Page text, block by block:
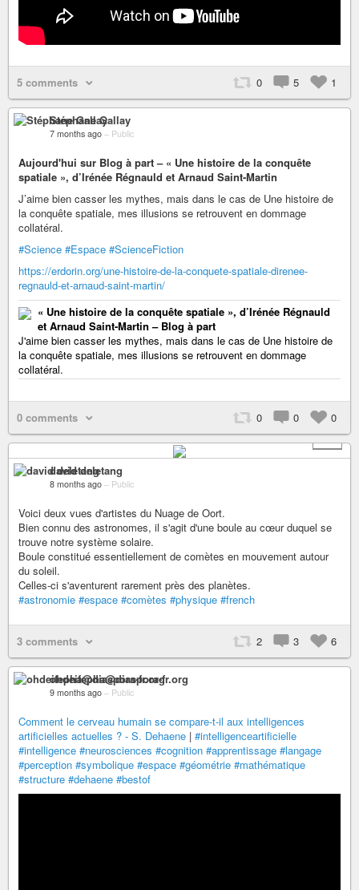
5 comments 0 5 1
Stéphane Gallay
7 months ago – Public
Aujourd'hui sur Blog à part – « Une histoire de la conquête
spatiale », d’Irénée Régnauld et Arnaud Saint-Martin
J’aime bien casser les mythes, mais dans le cas de Une histoire de
la conquête spatiale, mes illusions se retrouvent en dommage
collatéral.
#Science #Espace #ScienceFiction
https://erdorin.org/une-histoire-de-la-conquete-spatiale-direnee-
regnauld-et-arnaud-saint-martin/
« Une histoire de la conquête spatiale », d’Irénée Régnauld
et Arnaud Saint-Martin – Blog à part
J'aime bien casser les mythes, mais dans le cas de Une histoire de
la conquête spatiale, mes illusions se retrouvent en dommage
collatéral.
0 comments 0 0
0
+ 1
david deletang
8 months ago – Public
Voici deux vues d'artistes du Nuage de Oort.
Bien connu des astronomes, il s'agit d'une boule au cœur duquel se
trouve notre système solaire.
Boule constitué essentiellement de comètes en mouvement autour
du soleil.
Celles-ci s'aventurent rarement près des planètes.
#astronomie #espace #comètes #physique #french
3 comments 2 3 6
ohdeifepha@diaspora-fr.org
9 months ago – Public
Comment le cerveau humain se compare-t-il aux intelligences
artificielles actuelles ? - S. Dehaene | #intelligenceartificielle
#intelligence #neurosciences #cognition #apprentissage #langage
#perception #symbolique #espace #géométrie #mathématique
#structure #dehaene #bestof